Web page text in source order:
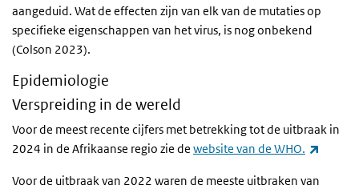
aangeduid. Wat de effecten zijn van elk van de mutaties op
specifieke eigenschappen van het virus, is nog onbekend
(Colson 2023).
Epidemiologie
Verspreiding in de wereld
Voor de meest recente cijfers met betrekking tot de uitbraak in
2024 in de Afrikaanse regio zie de website van de WHO.
Voor de uitbraak van 2022 waren de meeste uitbraken van